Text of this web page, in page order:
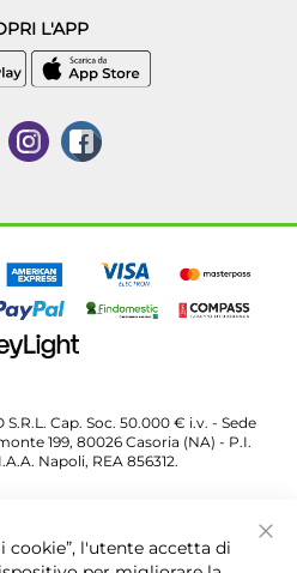
L'APP
Cap. Soc. 50.000 € i.v. - Sede
199, 80026 Casoria (NA) - P.I.
Napoli, REA 856312.
cookie”, l'utente accetta di